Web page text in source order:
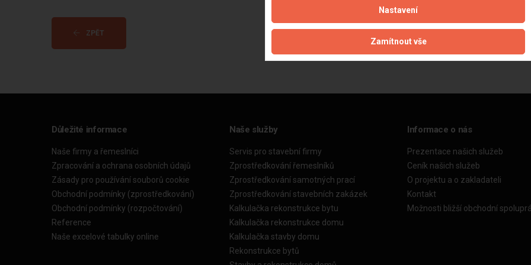
ZPĚT
Důležité informace
Naše firmy a řemeslníci
Zpracování a ochrana osobních údajů
Zásady pro používání souborů cookie
Obchodní podmínky (zprostředkování)
Obchodní podmínky (rozpočtování)
Reference
Naše excelové tabulky online
Naše služby
Servis pro stavební firmy
Zprostředkování řemeslníků
Zprostředkování samotných prací
Zprostředkování stavebních zakázek
Kalkulačka rekonstrukce bytu
Kalkulačka rekonstrukce domu
Kalkulačka stavby domu
Rekonstrukce bytů
Informace o nás
Prezentace našich služeb
Ceník našich služeb
O projektu a o zakladateli
Kontakt
Možnosti bližší obchodní
Nastavení
Zamítnout vše